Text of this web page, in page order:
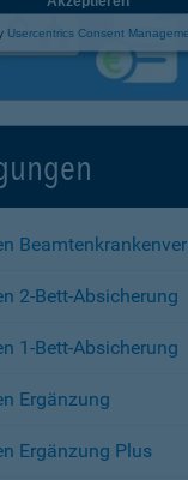
Usercentrics Consent
2-Bett-Absicherung
1-Bett-Absicherung
Ergänzung
Ergänzung Plus